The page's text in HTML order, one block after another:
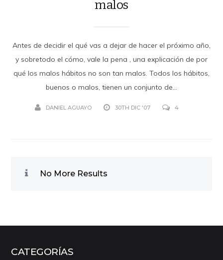
malos
Antes de decidir el qué vas a dejar de hacer el próximo año,
y sobretodo el cómo, vale la pena , una explicación de por
qué los malos hábitos no son tan malos. Todos los hábitos,
buenos o malos, tienen un conjunto de...
DANIEL AGUAYO 30TH DIC '07 4
No More Results
CATEGORÍAS